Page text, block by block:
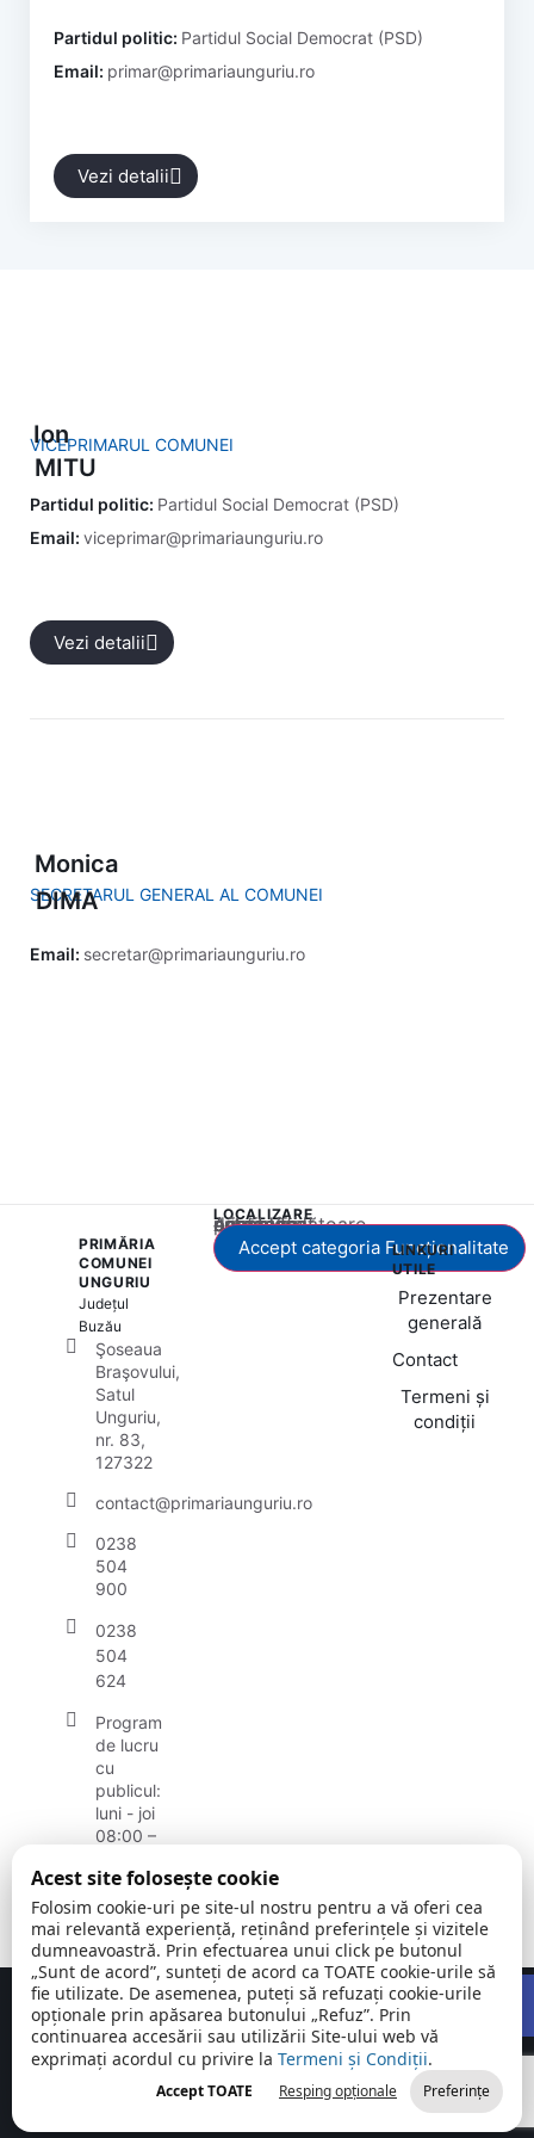
Partidul politic: Partidul Social Democrat (PSD)
Email: primar@primariaunguriu.ro
Vezi detalii
MITU
Ion
VICEPRIMARUL COMUNEI
Partidul politic: Partidul Social Democrat (PSD)
Email: viceprimar@primariaunguriu.ro
Vezi detalii
Monica
DIMA
SECRETARUL GENERAL AL COMUNEI
Email: secretar@primariaunguriu.ro
PRIMĂRIA
COMUNEI
UNGURIU
Județul
Buzău
Şoseaua
Braşovului,
Satul
Unguriu,
nr. 83,
127322
contact@primariaunguriu.ro
0238
504
900
0238
504
624
Program
de lucru
cu
publicul:
luni - joi
08:00 –
vineri
08:00 -
14:00
LOCALIZARE
Acest conținut este blocat până când acceptați categoria corespunzătoare de cookie-uri.
Accept categoria Funcționalitate
LINKURI
UTILE
Prezentare
generală
Contact
Termeni și
condiții
Comuna
Unguriu |
Județul Buzău
©
2026
Toate
drepturile
rezervate
Concept realizat deBig Media Relații Publice SRL
Acest site folosește cookie
Folosim cookie-uri pe site-ul nostru pentru a vă oferi cea
mai relevantă experiență, reținând preferințele și vizitele
dumneavoastră. Prin efectuarea unui click pe butonul
„Sunt de acord”, sunteți de acord ca TOATE cookie-urile să
fie utilizate. De asemenea, puteți să refuzați cookie-urile
opționale prin apăsarea butonului „Refuz”. Prin
continuarea accesării sau utilizării Site-ului web vă
exprimați acordul cu privire la Termeni și Condiții.
Accept TOATE Resping opționale Preferințe